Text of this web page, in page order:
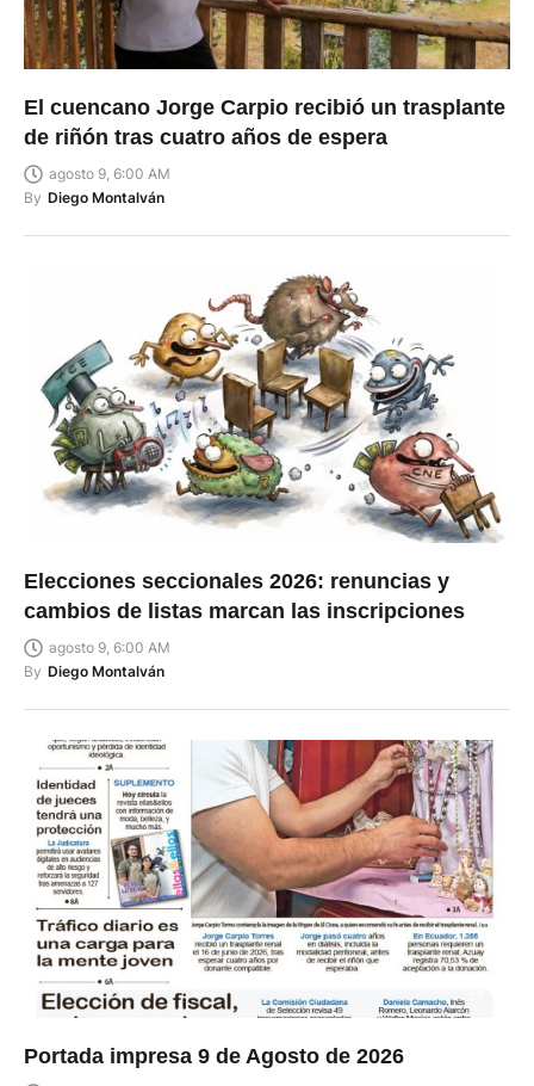
El cuencano Jorge Carpio recibió un trasplante
de riñón tras cuatro años de espera
agosto 9, 6:00 AM
By Diego Montalván
Elecciones seccionales 2026: renuncias y
cambios de listas marcan las inscripciones
agosto 9, 6:00 AM
By Diego Montalván
Portada impresa 9 de Agosto de 2026